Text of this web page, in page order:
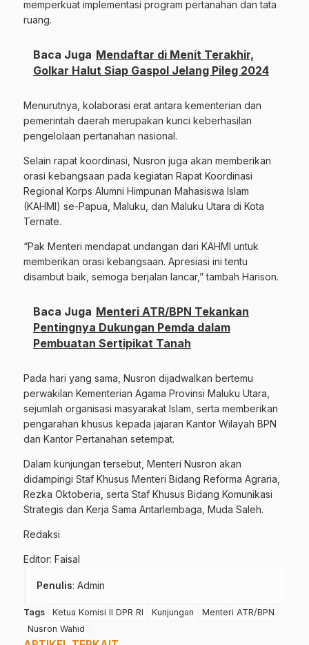
memperkuat implementasi program pertanahan dan tata
ruang.
Baca Juga Mendaftar di Menit Terakhir,
Golkar Halut Siap Gaspol Jelang Pileg 2024
Menurutnya, kolaborasi erat antara kementerian dan
pemerintah daerah merupakan kunci keberhasilan
pengelolaan pertanahan nasional.
Selain rapat koordinasi, Nusron juga akan memberikan
orasi kebangsaan pada kegiatan Rapat Koordinasi
Regional Korps Alumni Himpunan Mahasiswa Islam
(KAHMI) se-Papua, Maluku, dan Maluku Utara di Kota
Ternate.
“Pak Menteri mendapat undangan dari KAHMI untuk
memberikan orasi kebangsaan. Apresiasi ini tentu
disambut baik, semoga berjalan lancar,” tambah Harison.
Baca Juga Menteri ATR/BPN Tekankan
Pentingnya Dukungan Pemda dalam
Pembuatan Sertipikat Tanah
Pada hari yang sama, Nusron dijadwalkan bertemu
perwakilan Kementerian Agama Provinsi Maluku Utara,
sejumlah organisasi masyarakat Islam, serta memberikan
pengarahan khusus kepada jajaran Kantor Wilayah BPN
dan Kantor Pertanahan setempat.
Dalam kunjungan tersebut, Menteri Nusron akan
didampingi Staf Khusus Menteri Bidang Reforma Agraria,
Rezka Oktoberia, serta Staf Khusus Bidang Komunikasi
Strategis dan Kerja Sama Antarlembaga, Muda Saleh.
Redaksi
Editor: Faisal
Penulis: Admin
Tags Ketua Komisi II DPR RI Kunjungan
Menteri ATR/BPN
Nusron Wahid